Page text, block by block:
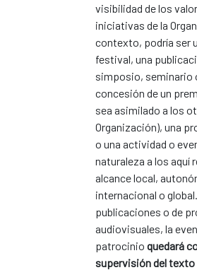
visibilidad de los
iniciativas de la
contexto, podría ser
festival, una
simposio, seminario
concesión de un
sea asimilado a los
Organización), una
o una actividad o
naturaleza a los aquí
alcance local,
internacional o
publicaciones o de
audiovisuales, la
patrocinio quedará
supervisión del texto